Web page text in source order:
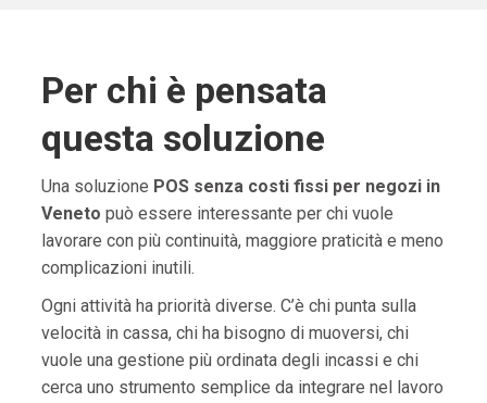
Per chi è pensata
questa soluzione
Una soluzione POS senza costi fissi per negozi in
Veneto può essere interessante per chi vuole
lavorare con più continuità, maggiore praticità e meno
complicazioni inutili.
Ogni attività ha priorità diverse. C’è chi punta sulla
velocità in cassa, chi ha bisogno di muoversi, chi
vuole una gestione più ordinata degli incassi e chi
cerca uno strumento semplice da integrare nel lavoro